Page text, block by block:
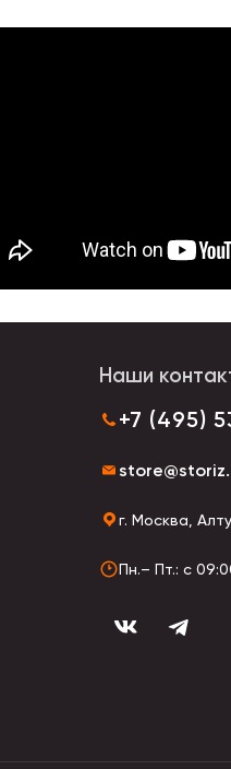
Наши
+7 (495)
г. Москва,
Пн.– Пт.: с